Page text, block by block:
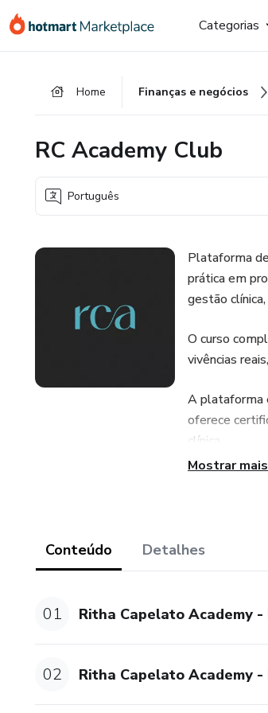
para
para
para
Categorias
Home Finanças e negócios
RC Academy Club
Português
Plataforma
prática em
gestão
O curso
vivências
A plataforma
oferece
clínica.
Mostrar mais
Conteúdo Detalhes
01 Ritha Capelato Academy
02 Ritha Capelato Academy